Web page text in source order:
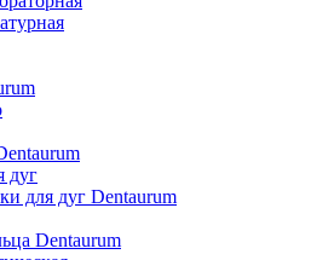
дуг
для дуг Dentaurum
Dentaurum